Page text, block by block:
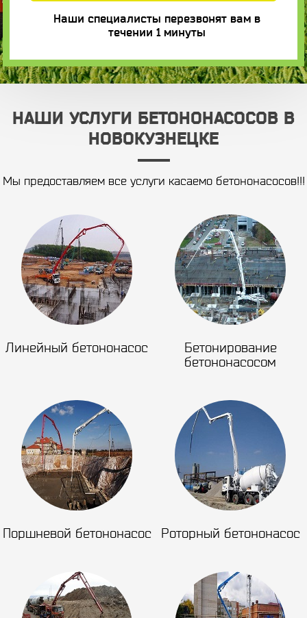
Наши специалисты перезвонят вам в
течении 1 минуты
НАШИ УСЛУГИ БЕТОНОНАСОСОВ В
НОВОКУЗНЕЦКЕ
Мы предоставляем все услуги касаемо бетононасосов!!!
Линейный бетононасос
Бетонирование
бетононасосом
Поршневой бетононасос Роторный бетононасос